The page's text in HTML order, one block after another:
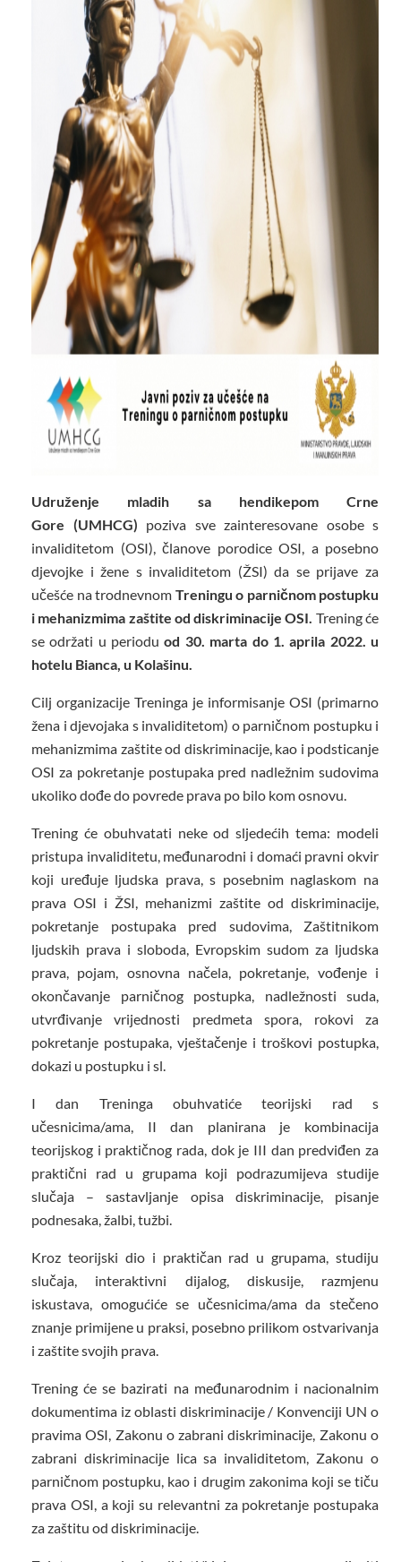
Udruženje mladih sa hendikepom Crne
Gore (UMHCG) poziva sve zainteresovane osobe s
invaliditetom (OSI), članove porodice OSI, a posebno
djevojke i žene s invaliditetom (ŽSI) da se prijave za
učešće na trodnevnom Treningu o parničnom postupku
i mehanizmima zaštite od diskriminacije OSI. Trening će
se održati u periodu od 30. marta do 1. aprila 2022. u
hotelu Bianca, u Kolašinu.
Cilj organizacije Treninga je informisanje OSI (primarno
žena i djevojaka s invaliditetom) o parničnom postupku i
mehanizmima zaštite od diskriminacije, kao i podsticanje
OSI za pokretanje postupaka pred nadležnim sudovima
ukoliko dođe do povrede prava po bilo kom osnovu.
Trening će obuhvatati neke od sljedećih tema: modeli
pristupa invaliditetu, međunarodni i domaći pravni okvir
koji uređuje ljudska prava, s posebnim naglaskom na
prava OSI i ŽSI, mehanizmi zaštite od diskriminacije,
pokretanje postupaka pred sudovima, Zaštitnikom
ljudskih prava i sloboda, Evropskim sudom za ljudska
prava, pojam, osnovna načela, pokretanje, vođenje i
okončavanje parničnog postupka, nadležnosti suda,
utvrđivanje vrijednosti predmeta spora, rokovi za
pokretanje postupaka, vještačenje i troškovi postupka,
dokazi u postupku i sl.
I dan Treninga obuhvatiće teorijski rad s
učesnicima/ama, II dan planirana je kombinacija
teorijskog i praktičnog rada, dok je III dan predviđen za
praktični rad u grupama koji podrazumijeva studije
slučaja – sastavljanje opisa diskriminacije, pisanje
podnesaka, žalbi, tužbi.
Kroz teorijski dio i praktičan rad u grupama, studiju
slučaja, interaktivni dijalog, diskusije, razmjenu
iskustava, omogućiće se učesnicima/ama da stečeno
znanje primijene u praksi, posebno prilikom ostvarivanja
i zaštite svojih prava.
Trening će se bazirati na međunarodnim i nacionalnim
dokumentima iz oblasti diskriminacije / Konvenciji UN o
pravima OSI, Zakonu o zabrani diskriminacije, Zakonu o
zabrani diskriminacije lica sa invaliditetom, Zakonu o
parničnom postupku, kao i drugim zakonima koji se tiču
prava OSI, a koji su relevantni za pokretanje postupaka
za zaštitu od diskriminacije.